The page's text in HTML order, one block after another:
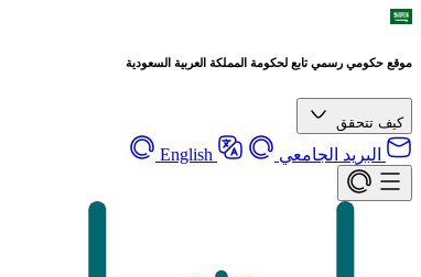
موقع حكومي رسمي تابع لحكومة المملكة العربية السعودية
كيف تتحقق
البريد الجامعي English